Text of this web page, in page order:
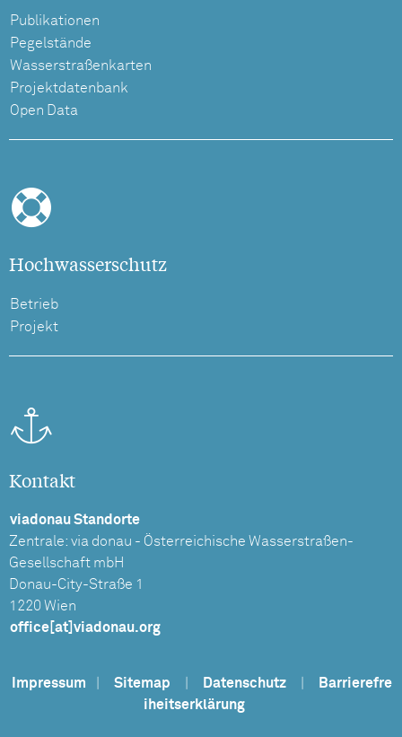
Publikationen
Pegelstände
Wasserstraßenkarten
Projektdatenbank
Open Data
Hochwasserschutz
Betrieb
Projekt
Kontakt
viadonau Standorte
Zentrale: via donau - Österreichische Wasserstraßen-
Gesellschaft mbH
Donau-City-Straße 1
1220 Wien
office[at]viadonau.org
Impressum Sitemap Datenschutz
Barrierefre
iheitserklärung